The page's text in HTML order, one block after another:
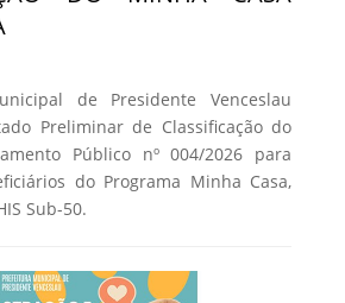
de Presidente Venceslau
Preliminar de Classificação do
Público nº 004/2026 para
do Programa Minha Casa,
Sub-50.